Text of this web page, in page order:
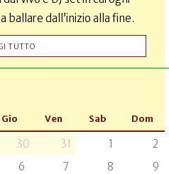
ballare dall’inizio alla fine.
TUTTO
Gio Ven Sab Dom
30 31 1
2
6 7 8
9